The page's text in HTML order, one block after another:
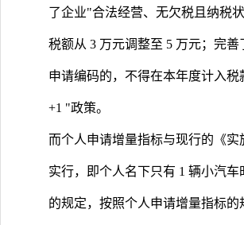
了企业"合法经营、无欠税且纳税
税额从 3 万元调整至 5 万元；完
申请编码的，不得在本年度计入
+1 "政策。
而个人申请增量指标与现行的《
实行，即个人名下只有 1 辆小汽
的规定，按照个人申请增量指标